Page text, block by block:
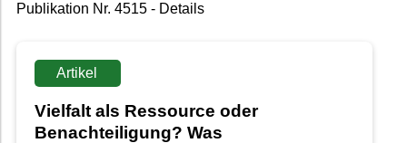
Suche in Publikationen
Newsletter
Barrierefreiheit
Publikation Nr. 4515 - Details
Artikel
Vielfalt als Ressource oder
Benachteiligung? Was